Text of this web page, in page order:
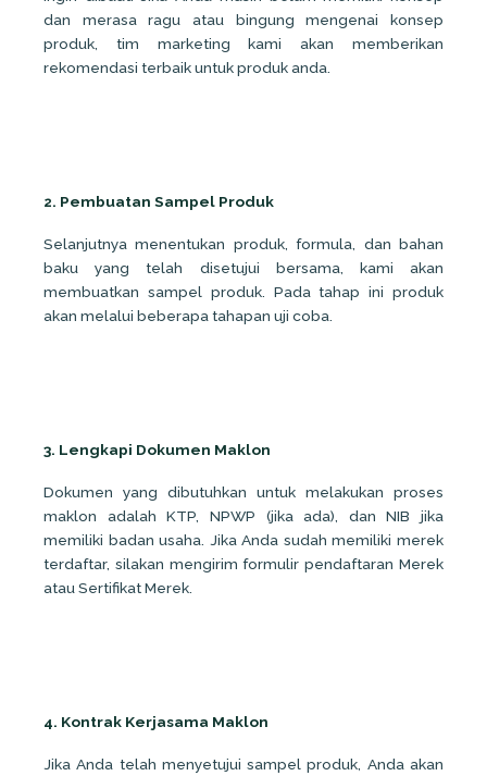
dan merasa ragu atau bingung mengenai konsep
produk, tim marketing kami akan memberikan
rekomendasi terbaik untuk produk anda.
2. Pembuatan Sampel Produk
Selanjutnya menentukan produk, formula, dan bahan
baku yang telah disetujui bersama, kami akan
membuatkan sampel produk. Pada tahap ini produk
akan melalui beberapa tahapan uji coba.
3. Lengkapi Dokumen Maklon
Dokumen yang dibutuhkan untuk melakukan proses
maklon adalah KTP, NPWP (jika ada), dan NIB jika
memiliki badan usaha. Jika Anda sudah memiliki merek
terdaftar, silakan mengirim formulir pendaftaran Merek
atau Sertifikat Merek.
4. Kontrak Kerjasama Maklon
Jika Anda telah menyetujui sampel produk, Anda akan